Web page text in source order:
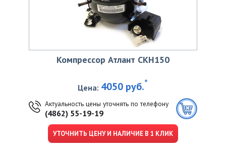
Компрессор Атлант CKН150
Цена: 4050 руб.*
Актуальность цены уточнять по телефону
(4862) 55-19-19
УТОЧНИТЬ ЦЕНУ И НАЛИЧИЕ В 1 КЛИК